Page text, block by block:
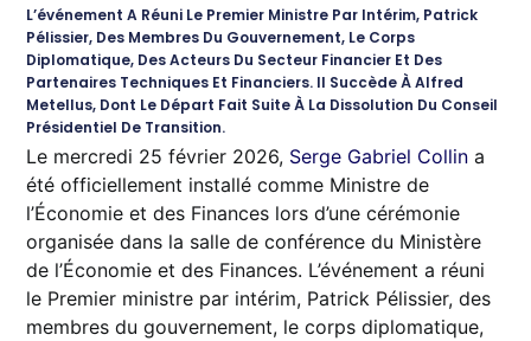
L’événement A Réuni Le Premier Ministre Par Intérim, Patrick
Pélissier, Des Membres Du Gouvernement, Le Corps
Diplomatique, Des Acteurs Du Secteur Financier Et Des
Partenaires Techniques Et Financiers. Il Succède À Alfred
Metellus, Dont Le Départ Fait Suite À La Dissolution Du Conseil
Présidentiel De Transition.
Le mercredi 25 février 2026, Serge Gabriel Collin a
été officiellement installé comme Ministre de
l’Économie et des Finances lors d’une cérémonie
organisée dans la salle de conférence du Ministère
de l’Économie et des Finances. L’événement a réuni
le Premier ministre par intérim, Patrick Pélissier, des
membres du gouvernement, le corps diplomatique,